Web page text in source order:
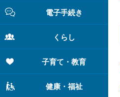
電子手続き
くらし
子育て・教育
健康・福祉